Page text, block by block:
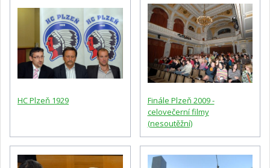
HC Plzeň 1929
Finále Plzeň 2009 -
celovečerní filmy
(nesoutěžní)